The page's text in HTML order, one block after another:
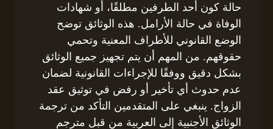
حالة كون أحد الطرفين مطلقًا، أو شهادات
الوفاة في حالة الأرامل. هذه الوثائق توضح
الوضع القانوني للأطراف المعنية وتحمي
حقوقهم. من المهم أن يتم تجهيز جميع الوثائق
بشكل دقيق ووفقًا للإجراءات القانونية لضمان
عدم حدوث أي تأخير أو رفض في توثيق عقد
الزواج. ينبغي على المتقدمين التأكد من ترجمة
الوثائق الأجنبية إلى العربية من قبل مترجم